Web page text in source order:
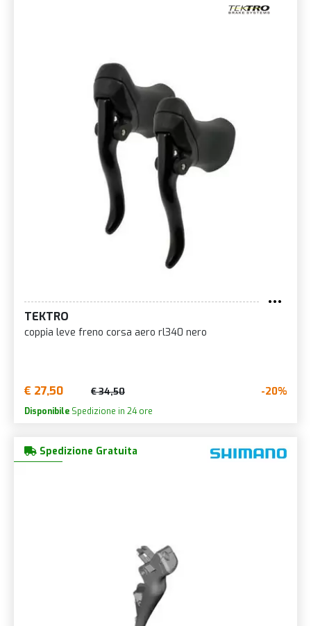
TEKTRO
coppia leve freno corsa aero rl340 nero
€ 27,50 € 34,50 -20%
Disponibile Spedizione in 24 ore
Spedizione Gratuita